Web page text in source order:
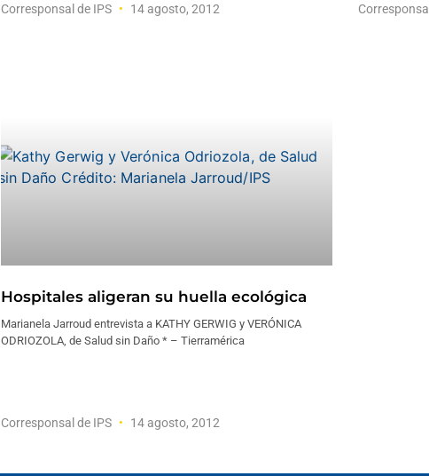
Corresponsal de IPS 14 agosto, 2012
Hospitales aligeran su huella ecológica
Marianela Jarroud entrevista a KATHY GERWIG y VERÓNICA
ODRIOZOLA, de Salud sin Daño * – Tierramérica
Corresponsal de IPS 14 agosto, 2012